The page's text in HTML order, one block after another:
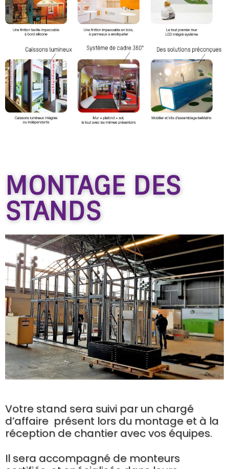
MONTAGE DES
STANDS
Votre stand sera suivi par un chargé
d’affaire présent lors du montage et à la
réception de chantier avec vos équipes.
Il sera accompagné de monteurs